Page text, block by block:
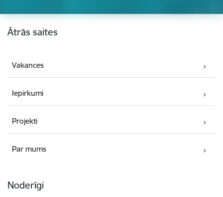
Kājene
Ātrās saites
Vakances
Iepirkumi
Projekti
Par mums
Noderīgi